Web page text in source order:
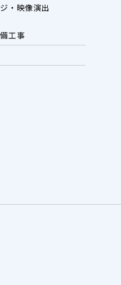
・映像演出
工事